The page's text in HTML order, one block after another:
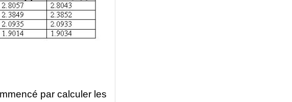
par calculer les